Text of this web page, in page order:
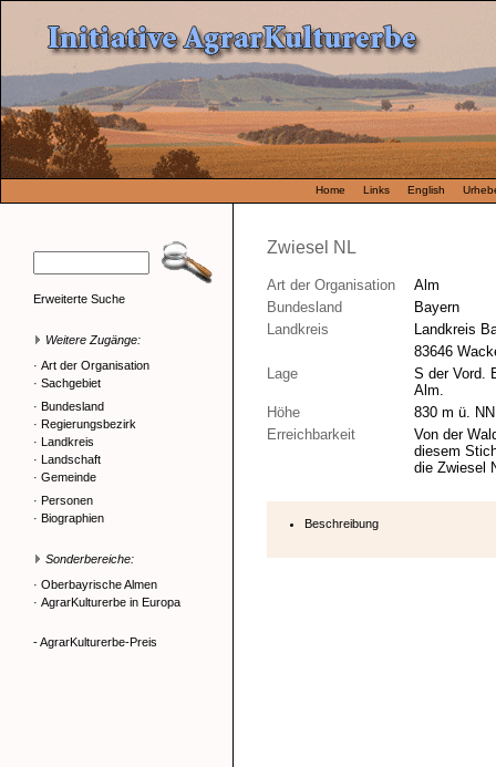
Home Links English
Erweiterte Suche
Weitere Zugänge:
· Art der Organisation
· Sachgebiet
· Bundesland
· Regierungsbezirk
· Landkreis
· Landschaft
· Gemeinde
· Personen
· Biographien
Sonderbereiche:
· Oberbayrische Almen
· AgrarKulturerbe in Europa
- AgrarKulturerbe-Preis
Zwiesel NL
Art der Organisation
Alm
Bundesland
Bayern
Landkreis
Landkreis
83646
Lage
S der Vord.
Alm.
Höhe
830 m ü. NN
Erreichbarkeit
Von der
diesem
die Zwiesel
Beschreibung